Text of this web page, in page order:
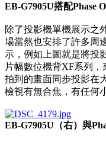
EB-G7905U搭配Phase
除了投影機單機展示之
場當然也安排了許多周
示，例如上圖就是將投
片幅數位機背XF系列
拍到的畫面同步投影在
檢視有無合焦，有任何
EB-G7905U（右）與